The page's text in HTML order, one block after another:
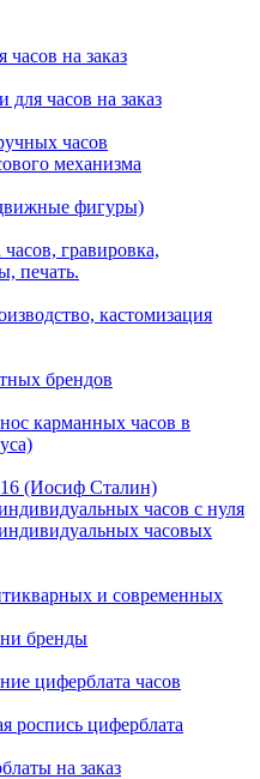
часов на заказ
для часов на заказ
часов
механизма
фигуры)
гравировка,
печать.
кастомизация
брендов
карманных часов в
(Иосиф Сталин)
часов с нуля
часовых
и современных
бренды
циферблата часов
роспись циферблата
на заказ